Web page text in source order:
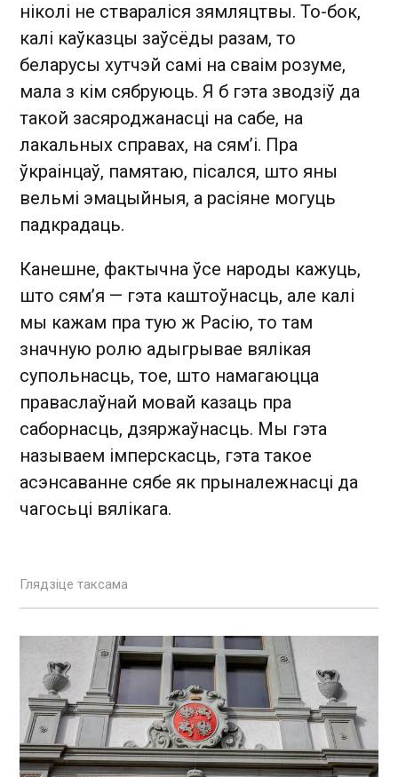
ніколі не ствараліся зямляцтвы. То-бок,
калі каўказцы заўсёды разам, то
беларусы хутчэй самі на сваім розуме,
мала з кім сябруюць. Я б гэта зводзіў да
такой засяроджанасці на сабе, на
лакальных справах, на сям’і. Пра
ўкраінцаў, памятаю, пісался, што яны
вельмі эмацыйныя, а расіяне могуць
падкрадаць.
Канешне, фактычна ўсе народы кажуць,
што сям’я — гэта каштоўнасць, але калі
мы кажам пра тую ж Расію, то там
значную ролю адыгрывае вялікая
супольнасць, тое, што намагаюцца
праваслаўнай мовай казаць пра
саборнасць, дзяржаўнасць. Мы гэта
называем імперскасць, гэта такое
асэнсаванне сябе як прыналежнасці да
чагосьці вялікага.
Глядзіце таксама